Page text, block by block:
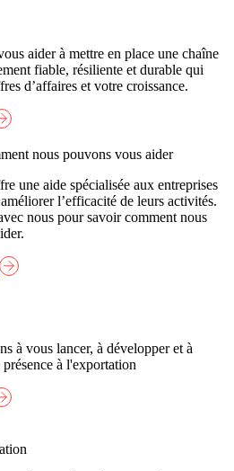
aider à mettre en place une chaîne
fiable, résiliente et durable qui
d’affaires et votre croissance.
nous pouvons vous aider
une aide spécialisée aux entreprises
l’efficacité de leurs activités.
nous pour savoir comment nous
à vous lancer, à développer et à
à l'exportation